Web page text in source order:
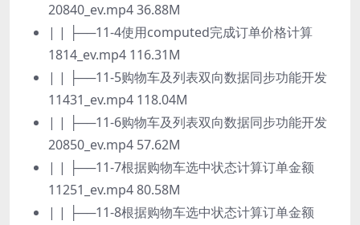
20840_ev.mp4 36.88M
| | ├──11-4使用computed完成订单价格计算
1814_ev.mp4 116.31M
| | ├──11-5购物车及列表双向数据同步功能开发
11431_ev.mp4 118.04M
| | ├──11-6购物车及列表双向数据同步功能开发
20850_ev.mp4 57.62M
| | ├──11-7根据购物车选中状态计算订单金额
11251_ev.mp4 80.58M
| | ├──11-8根据购物车选中状态计算订单金额